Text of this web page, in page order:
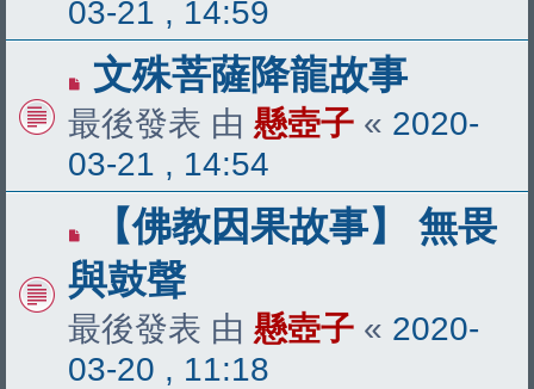
03-21 , 14:59
文殊菩薩降龍故事
最後發表 由 懸壺子 « 2020-
03-21 , 14:54
【佛教因果故事】 無畏
與鼓聲
最後發表 由 懸壺子 « 2020-
03-20 , 11:18